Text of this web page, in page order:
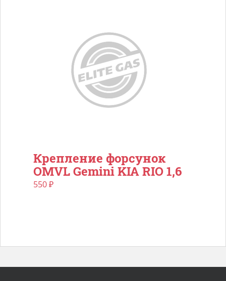
Крепление форсунок
OMVL Gemini KIA RIO 1,6
550₽